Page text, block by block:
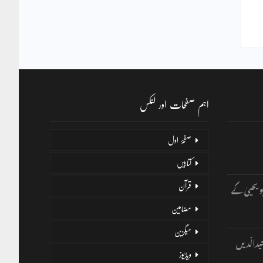
یحییٰ کے
اہم صفحات اور لنکس
صفحۂ اول
کتابیں
قرآن
مضامین
میگزین
ویڈیوز